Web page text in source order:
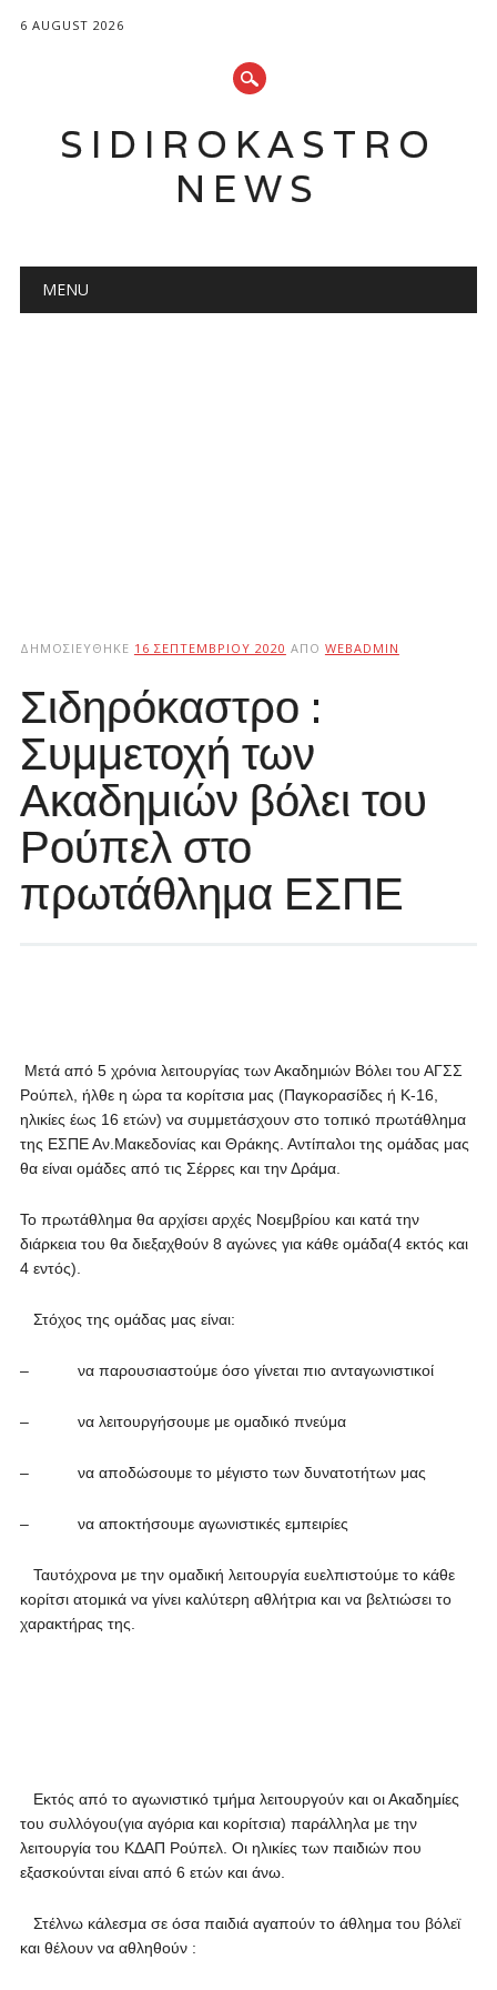
6 AUGUST 2026
SIDIROKASTRO
NEWS
Main menu
MENU
ΔΗΜΟΣΙΕΎΘΗΚΕ 16 ΣΕΠΤΕΜΒΡΊΟΥ 2020 ΑΠΌ WEBADMIN
Σιδηρόκαστρο :
Συμμετοχή των
Ακαδημιών βόλει του
Ρούπελ στο
πρωτάθλημα ΕΣΠΕ
Μετά από 5 χρόνια λειτουργίας των Ακαδημιών Βόλει του ΑΓΣΣ
Ρούπελ, ήλθε η ώρα τα κορίτσια μας (Παγκορασίδες ή Κ-16,
ηλικίες έως 16 ετών) να συμμετάσχουν στο τοπικό πρωτάθλημα
της ΕΣΠΕ Αν.Μακεδονίας και Θράκης. Αντίπαλοι της ομάδας μας
θα είναι ομάδες από τις Σέρρες και την Δράμα.
Το πρωτάθλημα θα αρχίσει αρχές Νοεμβρίου και κατά την
διάρκεια του θα διεξαχθούν 8 αγώνες για κάθε ομάδα(4 εκτός και
4 εντός).
Στόχος της ομάδας μας είναι:
– να παρουσιαστούμε όσο γίνεται πιο ανταγωνιστικοί
– να λειτουργήσουμε με ομαδικό πνεύμα
– να αποδώσουμε το μέγιστο των δυνατοτήτων μας
– να αποκτήσουμε αγωνιστικές εμπειρίες
Ταυτόχρονα με την ομαδική λειτουργία ευελπιστούμε το κάθε
κορίτσι ατομικά να γίνει καλύτερη αθλήτρια και να βελτιώσει το
χαρακτήρας της.
Εκτός από το αγωνιστικό τμήμα λειτουργούν και οι Ακαδημίες
του συλλόγου(για αγόρια και κορίτσια) παράλληλα με την
λειτουργία του ΚΔΑΠ Ρούπελ. Οι ηλικίες των παιδιών που
εξασκούνται είναι από 6 ετών και άνω.
Στέλνω κάλεσμα σε όσα παιδιά αγαπούν το άθλημα του βόλεϊ
και θέλουν να αθληθούν :